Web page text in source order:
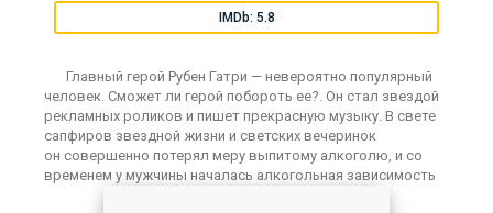
IMDb: 5.8
Главный герой Рубен Гатри — невероятно популярный
человек. Сможет ли герой побороть ее?. Он стал звездой
рекламных роликов и пишет прекрасную музыку. В свете
сапфиров звездной жизни и светских вечеринок
он совершенно потерял меру выпитому алкоголю, и со
временем у мужчины началась алкогольная зависимость